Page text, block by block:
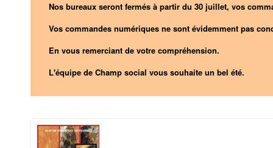
Nos bureaux seront fermés à partir du 30 juillet, vos
Vos commandes numériques ne sont évidemment pas
En vous remerciant de votre compréhension.
L'équipe de Champ social vous souhaite un bel été.